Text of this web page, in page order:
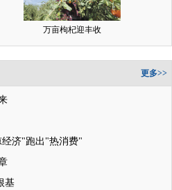
万亩枸杞迎丰收
更多>>
经济"跑出"热消费"
基